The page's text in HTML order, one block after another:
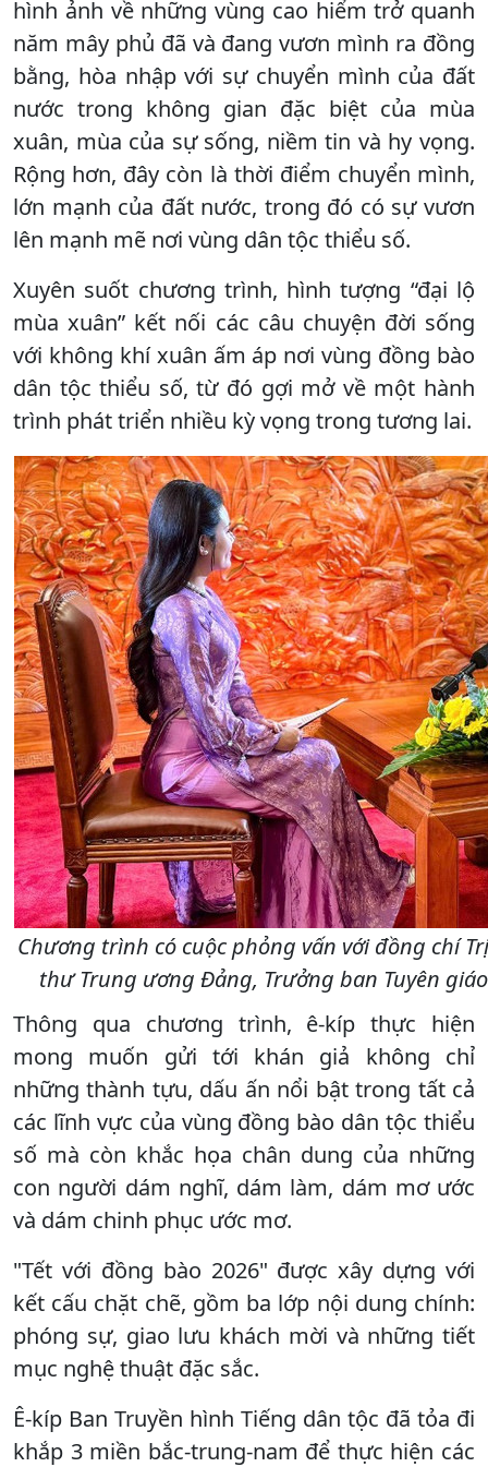
hình ảnh về những vùng cao hiểm trở quanh
năm mây phủ đã và đang vươn mình ra đồng
bằng, hòa nhập với sự chuyển mình của đất
nước trong không gian đặc biệt của mùa
xuân, mùa của sự sống, niềm tin và hy vọng.
Rộng hơn, đây còn là thời điểm chuyển mình,
lớn mạnh của đất nước, trong đó có sự vươn
lên mạnh mẽ nơi vùng dân tộc thiểu số.
Xuyên suốt chương trình, hình tượng “đại lộ
mùa xuân” kết nối các câu chuyện đời sống
với không khí xuân ấm áp nơi vùng đồng bào
dân tộc thiểu số, từ đó gợi mở về một hành
trình phát triển nhiều kỳ vọng trong tương lai.
Chương trình có cuộc phỏng vấn với đồng chí
thư Trung ương Đảng, Trưởng ban Tuyên
Thông qua chương trình, ê-kíp thực hiện
mong muốn gửi tới khán giả không chỉ
những thành tựu, dấu ấn nổi bật trong tất cả
các lĩnh vực của vùng đồng bào dân tộc thiểu
số mà còn khắc họa chân dung của những
con người dám nghĩ, dám làm, dám mơ ước
và dám chinh phục ước mơ.
"Tết với đồng bào 2026" được xây dựng với
kết cấu chặt chẽ, gồm ba lớp nội dung chính:
phóng sự, giao lưu khách mời và những tiết
mục nghệ thuật đặc sắc.
Ê-kíp Ban Truyền hình Tiếng dân tộc đã tỏa đi
khắp 3 miền bắc-trung-nam để thực hiện các